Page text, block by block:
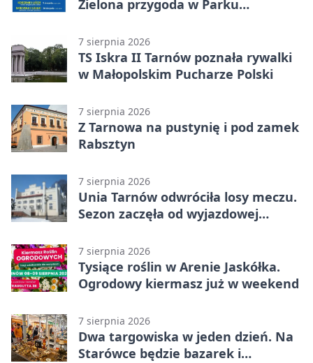
Zielona przygoda w Parku
7 sierpnia 2026
TS Iskra II Tarnów poznała rywalki
w Małopolskim Pucharze Polski
7 sierpnia 2026
Z Tarnowa na pustynię i pod zamek
Rabsztyn
7 sierpnia 2026
Unia Tarnów odwróciła losy meczu.
Sezon zaczęła od wyjazdowej
7 sierpnia 2026
Tysiące roślin w Arenie Jaskółka.
Ogrodowy kiermasz już w weekend
7 sierpnia 2026
Dwa targowiska w jeden dzień. Na
Starówce będzie bazarek i